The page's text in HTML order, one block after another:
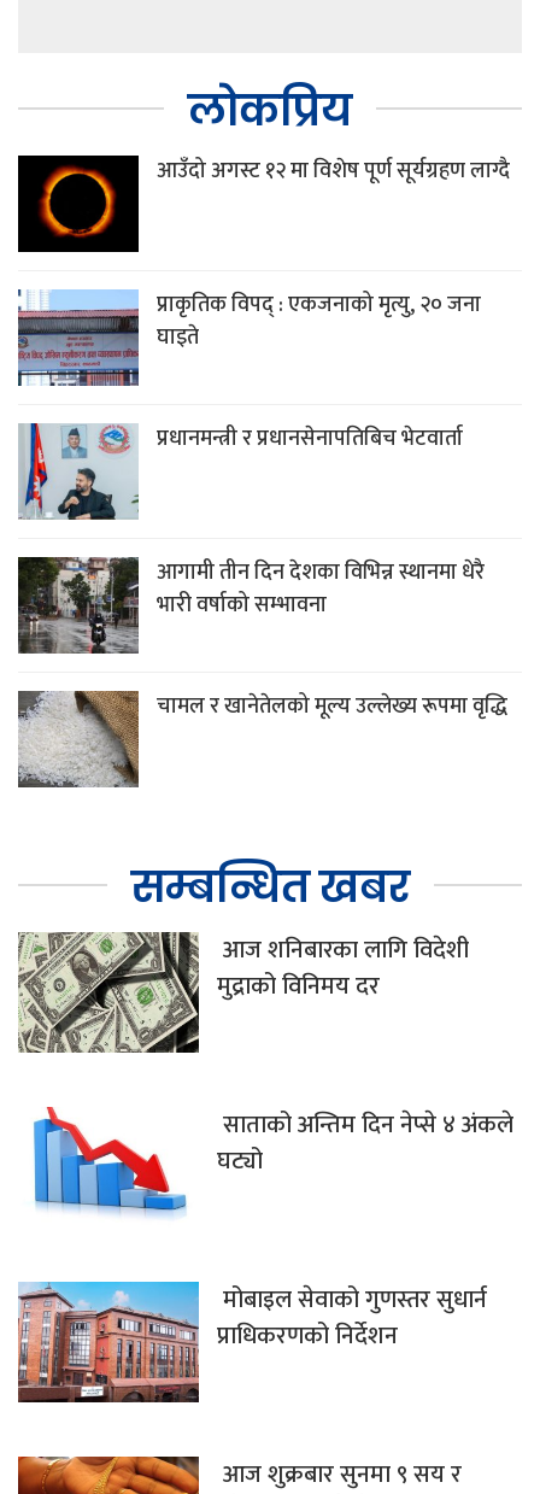
लोकप्रिय
आउँदो अगस्ट १२ मा विशेष पूर्ण सूर्यग्रहण लाग्दै
प्राकृतिक विपद् : एकजनाको मृत्यु, २० जना
घाइते
प्रधानमन्त्री र प्रधानसेनापतिबिच भेटवार्ता
आगामी तीन दिन देशका विभिन्न स्थानमा धेरै
भारी वर्षाको सम्भावना
चामल र खानेतेलको मूल्य उल्लेख्य रूपमा वृद्धि
सम्बन्धित खबर
आज शनिबारका लागि विदेशी
मुद्राको विनिमय दर
साताको अन्तिम दिन नेप्से ४ अंकले
घट्यो
मोबाइल सेवाको गुणस्तर सुधार्न
प्राधिकरणको निर्देशन
आज शुक्रबार सुनमा ९ सय र